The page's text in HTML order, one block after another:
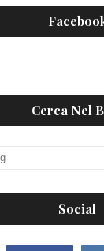
Cerca Nel
Social